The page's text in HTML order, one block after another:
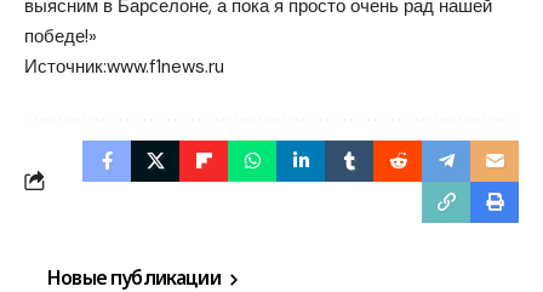
выясним в Барселоне, а пока я просто очень рад нашей
победе!»
Источник:www.f1news.ru
Новые публикации